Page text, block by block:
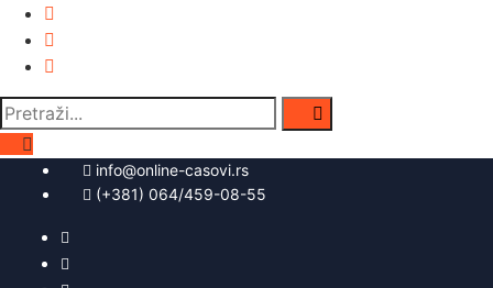
Pretraga
za:
info@online-casovi.rs
(+381) 064/459-08-55